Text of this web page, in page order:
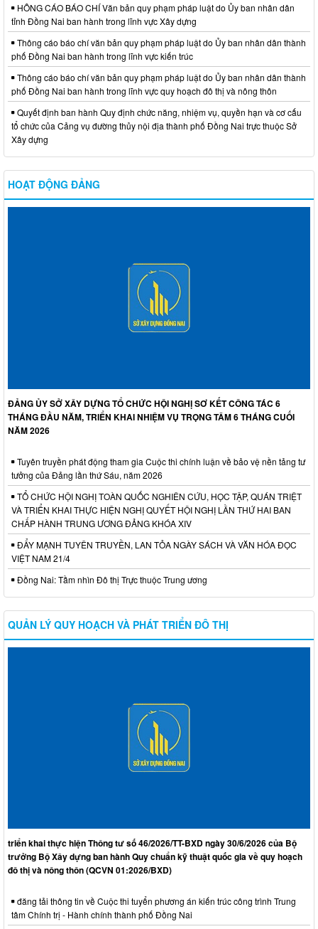
HÔNG CÁO BÁO CHÍ Văn bản quy phạm pháp luật do Ủy ban nhân dân
tỉnh Đồng Nai ban hành trong lĩnh vực Xây dựng
Thông cáo báo chí văn bản quy phạm pháp luật do Ủy ban nhân dân thành
phố Đồng Nai ban hành trong lĩnh vực kiến trúc
Thông cáo báo chí văn bản quy phạm pháp luật do Ủy ban nhân dân thành
phố Đồng Nai ban hành trong lĩnh vực quy hoạch đô thị và nông thôn
Quyết định ban hành Quy định chức năng, nhiệm vụ, quyền hạn và cơ cấu
tổ chức của Cảng vụ đường thủy nội địa thành phố Đồng Nai trực thuộc Sở
Xây dựng
HOẠT ĐỘNG ĐẢNG
ĐẢNG ỦY SỞ XÂY DỰNG TỔ CHỨC HỘI NGHỊ SƠ KẾT CÔNG TÁC 6
THÁNG ĐẦU NĂM, TRIỂN KHAI NHIỆM VỤ TRỌNG TÂM 6 THÁNG CUỐI
NĂM 2026
Tuyên truyền phát động tham gia Cuộc thi chính luận về bảo vệ nền tảng tư
tưởng của Đảng lần thứ Sáu, năm 2026
TỔ CHỨC HỘI NGHỊ TOÀN QUỐC NGHIÊN CỨU, HỌC TẬP, QUÁN TRIỆT
VÀ TRIỂN KHAI THỰC HIỆN NGHỊ QUYẾT HỘI NGHỊ LẦN THỨ HAI BAN
CHẤP HÀNH TRUNG ƯƠNG ĐẢNG KHÓA XIV
ĐẨY MẠNH TUYÊN TRUYỀN, LAN TỎA NGÀY SÁCH VÀ VĂN HÓA ĐỌC
VIỆT NAM 21/4
Đồng Nai: Tầm nhìn Đô thị Trực thuộc Trung ương
QUẢN LÝ QUY HOẠCH VÀ PHÁT TRIỂN ĐÔ THỊ
triển khai thực hiện Thông tư số 46/2026/TT-BXD ngày 30/6/2026 của Bộ
trưởng Bộ Xây dựng ban hành Quy chuẩn kỹ thuật quốc gia về quy hoạch
đô thị và nông thôn (QCVN 01:2026/BXD)
đăng tải thông tin về Cuộc thi tuyển phương án kiến trúc công trình Trung
tâm Chính trị - Hành chính thành phố Đồng Nai